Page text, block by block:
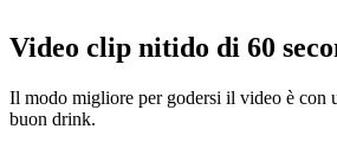
Video clip nitido di 60
Il modo migliore per godersi il video è con
buon drink.